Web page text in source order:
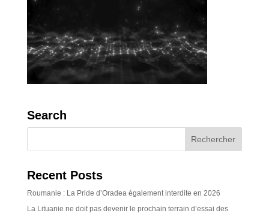
Search
Recent Posts
Roumanie : La Pride d’Oradea également interdite en 2026
La Lituanie ne doit pas devenir le prochain terrain d’essai des